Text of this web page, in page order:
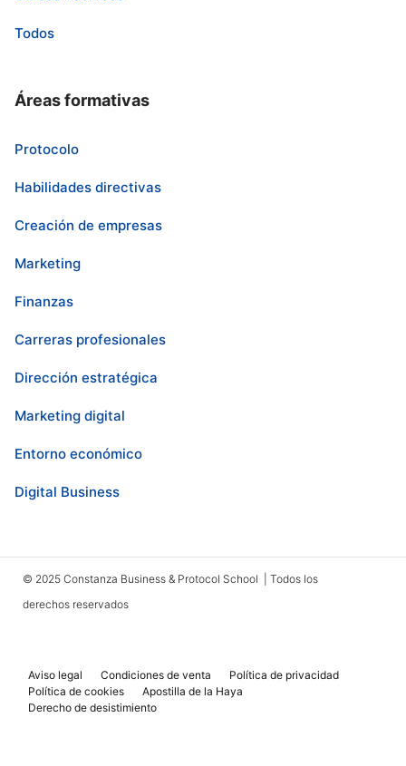
Todos
Áreas formativas
Protocolo
Habilidades directivas
Creación de empresas
Marketing
Finanzas
Carreras profesionales
Dirección estratégica
Marketing digital
Entorno económico
Digital Business
© 2025 Constanza Business & Protocol School | Todos los
derechos reservados
Aviso legal Condiciones de venta
Política de privacidad
Política de cookies
Apostilla de la Haya
Derecho de desistimiento